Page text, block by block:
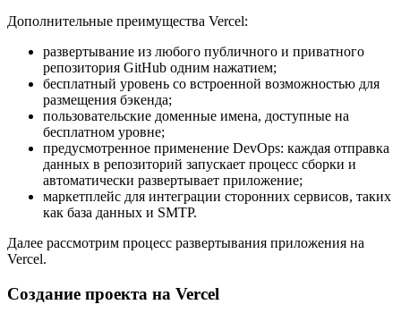
Дополнительные преимущества Vercel:
развертывание из любого публичного и приватного
репозитория GitHub одним нажатием;
бесплатный уровень со встроенной возможностью для
размещения бэкенда;
пользовательские доменные имена, доступные на
бесплатном уровне;
предусмотренное применение DevOps: каждая отправка
данных в репозиторий запускает процесс сборки и
автоматически развертывает приложение;
маркетплейс для интеграции сторонних сервисов, таких
как база данных и SMTP.
Далее рассмотрим процесс развертывания приложения на
Vercel.
Создание проекта на Vercel